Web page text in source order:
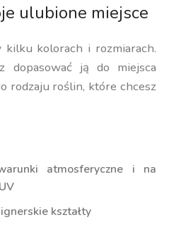
ulubione miejsce
kolorach i rozmiarach.
dopasować ją do miejsca
rodzaju roślin, które chcesz
atmosferyczne i na
kształty